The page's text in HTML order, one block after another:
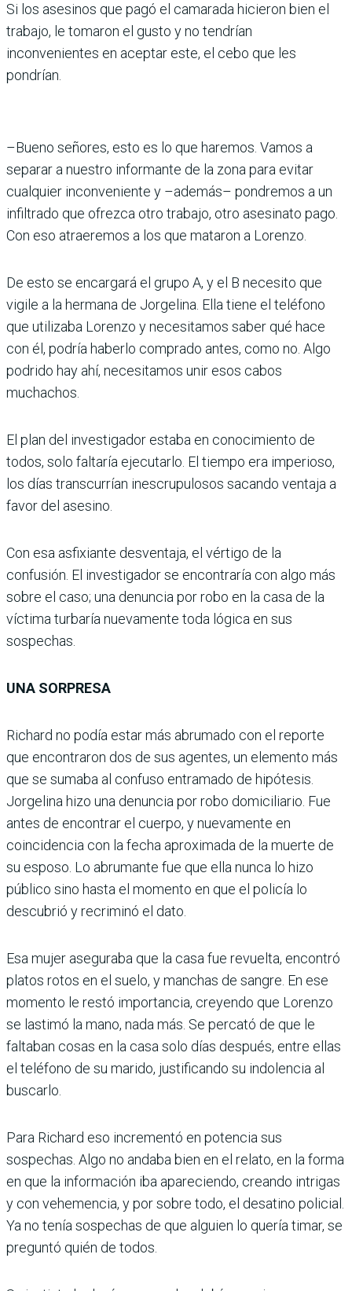
Si los asesinos que pagó el camarada hicieron bien el
trabajo, le tomaron el gusto y no tendrían
inconvenientes en aceptar este, el cebo que les
pondrían.
–Bueno señores, esto es lo que haremos. Vamos a
separar a nuestro informante de la zona para evitar
cualquier inconveniente y –además– pondremos a un
infiltrado que ofrezca otro trabajo, otro asesinato pago.
Con eso atraeremos a los que mataron a Lorenzo.
De esto se encargará el grupo A, y el B necesito que
vigile a la hermana de Jorgelina. Ella tiene el teléfono
que utilizaba Lorenzo y necesitamos saber qué hace
con él, podría haberlo comprado antes, como no. Algo
podrido hay ahí, necesitamos unir esos cabos
muchachos.
El plan del investigador estaba en conocimiento de
todos, solo faltaría ejecutarlo. El tiempo era imperioso,
los días transcurrían inescrupulosos sacando ventaja a
favor del asesino.
Con esa asfixiante desventaja, el vértigo de la
confusión. El investigador se encontraría con algo más
sobre el caso; una denuncia por robo en la casa de la
víctima turbaría nuevamente toda lógica en sus
sospechas.
UNA SORPRESA
Richard no podía estar más abrumado con el reporte
que encontraron dos de sus agentes, un elemento más
que se sumaba al confuso entramado de hipótesis.
Jorgelina hizo una denuncia por robo domiciliario. Fue
antes de encontrar el cuerpo, y nuevamente en
coincidencia con la fecha aproximada de la muerte de
su esposo. Lo abrumante fue que ella nunca lo hizo
público sino hasta el momento en que el policía lo
descubrió y recriminó el dato.
Esa mujer aseguraba que la casa fue revuelta, encontró
platos rotos en el suelo, y manchas de sangre. En ese
momento le restó importancia, creyendo que Lorenzo
se lastimó la mano, nada más. Se percató de que le
faltaban cosas en la casa solo días después, entre ellas
el teléfono de su marido, justificando su indolencia al
buscarlo.
Para Richard eso incrementó en potencia sus
sospechas. Algo no andaba bien en el relato, en la forma
en que la información iba apareciendo, creando intrigas
y con vehemencia, y por sobre todo, el desatino policial.
Ya no tenía sospechas de que alguien lo quería timar, se
preguntó quién de todos.